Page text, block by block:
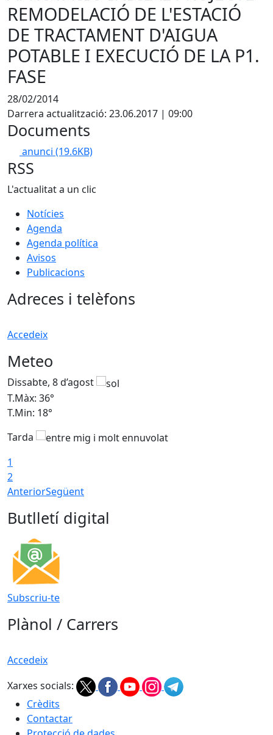
REMODELACIÓ DE L'ESTACIÓ
DE TRACTAMENT D'AIGUA
POTABLE I EXECUCIÓ DE LA P1.
FASE
28/02/2014
Darrera actualització: 23.06.2017 | 09:00
Documents
anunci (19.6KB)
RSS
L'actualitat a un clic
Notícies
Agenda
Agenda política
Avisos
Publicacions
Adreces i telèfons
Accedeix
Meteo
Dissabte, 8 d’agost
T.Màx: 36°
T.Min: 18°
Tarda
1
2
AnteriorSegüent
Butlletí digital
Subscriu-te
Plànol / Carrers
Accedeix
Xarxes socials:
Crèdits
Contactar